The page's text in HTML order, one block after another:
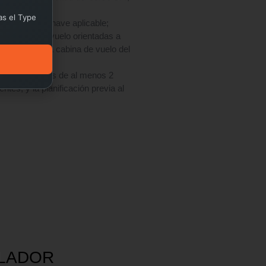
de aeronave aplicable;
de vuelo orientadas a
en la cabina de vuelo del
2 vuelos de al menos 2
y la planificación previa al
el Type